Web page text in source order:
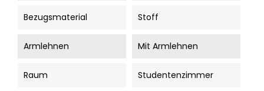
Bezugsmaterial Stoff
Armlehnen Mit Armlehnen
Raum Studentenzimmer